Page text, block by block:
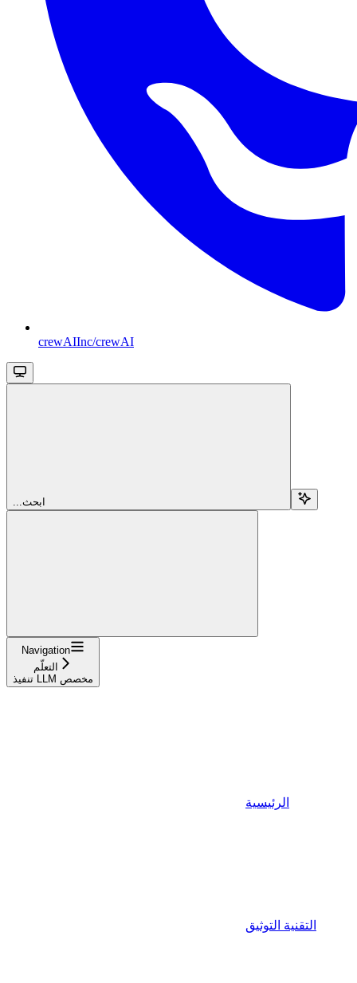
crewAIInc/crewAI
...ابحث
Navigation
التعلّم
تنفيذ LLM مخصص
الرئيسية
التقنية التوثيق